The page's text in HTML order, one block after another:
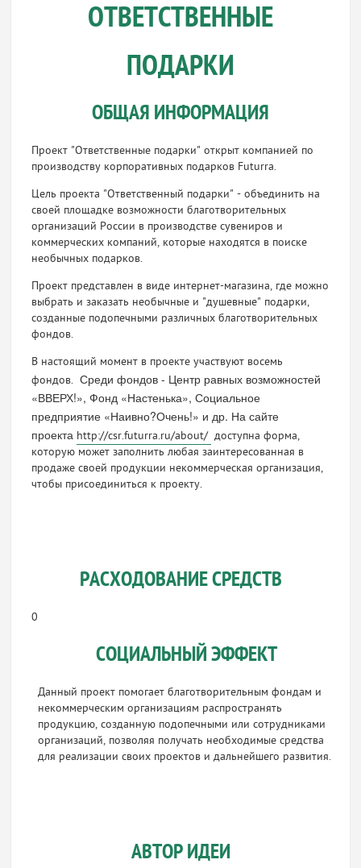
ОТВЕТСТВЕННЫЕ
ПОДАРКИ
ОБЩАЯ ИНФОРМАЦИЯ
Проект "Ответственные подарки" открыт компанией по
производству корпоративных подарков Futurra.
Цель проекта "Ответственный подарки" - объединить на
своей площадке возможности благотворительных
организаций России в производстве сувениров и
коммерческих компаний, которые находятся в поиске
необычных подарков.
Проект представлен в виде интернет-магазина, где можно
выбрать и заказать необычные и "душевные" подарки,
созданные подопечными различных благотворительных
фондов.
В настоящий момент в проекте участвуют восемь
фондов. Среди фондов - Центр равных возможностей
«ВВЕРХ!», Фонд «Настенька», Социальное
предприятие «Наивно?Очень!» и др. На сайте
проекта http://csr.futurra.ru/about/ доступна форма,
которую может заполнить любая заинтересованная в
продаже своей продукции некоммерческая организация,
чтобы присоединиться к проекту.
РАСХОДОВАНИЕ СРЕДСТВ
0
СОЦИАЛЬНЫЙ ЭФФЕКТ
Данный проект помогает благотворительным фондам и
некоммерческим организациям распространять
продукцию, созданную подопечными или сотрудниками
организаций, позволяя получать необходимые средства
для реализации своих проектов и дальнейшего развития.
АВТОР ИДЕИ